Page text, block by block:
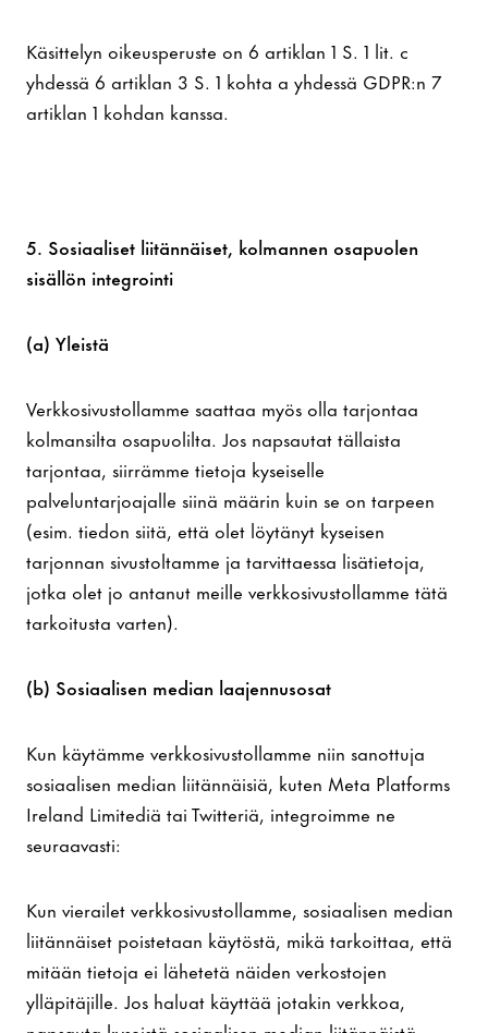
Käsittelyn oikeusperuste on 6 artiklan 1 S. 1 lit. c
yhdessä 6 artiklan 3 S. 1 kohta a yhdessä GDPR:n 7
artiklan 1 kohdan kanssa.
5. Sosiaaliset liitännäiset, kolmannen osapuolen
sisällön integrointi
(a) Yleistä
Verkkosivustollamme saattaa myös olla tarjontaa
kolmansilta osapuolilta. Jos napsautat tällaista
tarjontaa, siirrämme tietoja kyseiselle
palveluntarjoajalle siinä määrin kuin se on tarpeen
(esim. tiedon siitä, että olet löytänyt kyseisen
tarjonnan sivustoltamme ja tarvittaessa lisätietoja,
jotka olet jo antanut meille verkkosivustollamme tätä
tarkoitusta varten).
(b) Sosiaalisen median laajennusosat
Kun käytämme verkkosivustollamme niin sanottuja
sosiaalisen median liitännäisiä, kuten Meta Platforms
Ireland Limitediä tai Twitteriä, integroimme ne
seuraavasti:
Kun vierailet verkkosivustollamme, sosiaalisen median
liitännäiset poistetaan käytöstä, mikä tarkoittaa, että
mitään tietoja ei lähetetä näiden verkostojen
ylläpitäjille. Jos haluat käyttää jotakin verkkoa,